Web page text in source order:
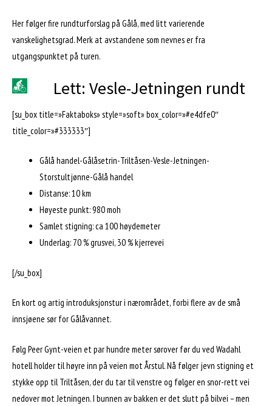
Her følger fire rundturforslag på Gålå, med litt varierende
vanskelighetsgrad. Merk at avstandene som nevnes er fra
utgangspunktet på turen.
Lett: Vesle-Jetningen rundt
[su_box title=»Faktaboks» style=»soft» box_color=»#e4dfe0″
title_color=»#333333″]
Gålå handel-Gålåsetrin-Triltåsen-Vesle-Jetningen-
Storstultjønne-Gålå handel
Distanse: 10 km
Høyeste punkt: 980 moh
Samlet stigning: ca 100 høydemeter
Underlag: 70 % grusvei, 30 % kjerrevei
[/su_box]
En kort og artig introduksjonstur i nærområdet, forbi flere av de små
innsjøene sør for Gålåvannet.
Følg Peer Gynt-veien et par hundre meter sørover før du ved Wadahl
hotell holder til høyre inn på veien mot Årstul. Nå følger jevn stigning et
stykke opp til Triltåsen, der du tar til venstre og følger en snor-rett vei
nedover mot Jetningen. I bunnen av bakken er det slutt på bilvei – men